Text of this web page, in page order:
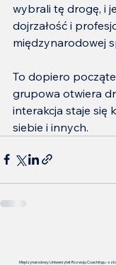
wybrali tę drogę, i
dojrzałość i
międzynarodowej
To dopiero
grupowa otwiera
interakcja staje się
siebie i innych.
Międzynarodowy Uniwersytet Rozwoju Coachingu -